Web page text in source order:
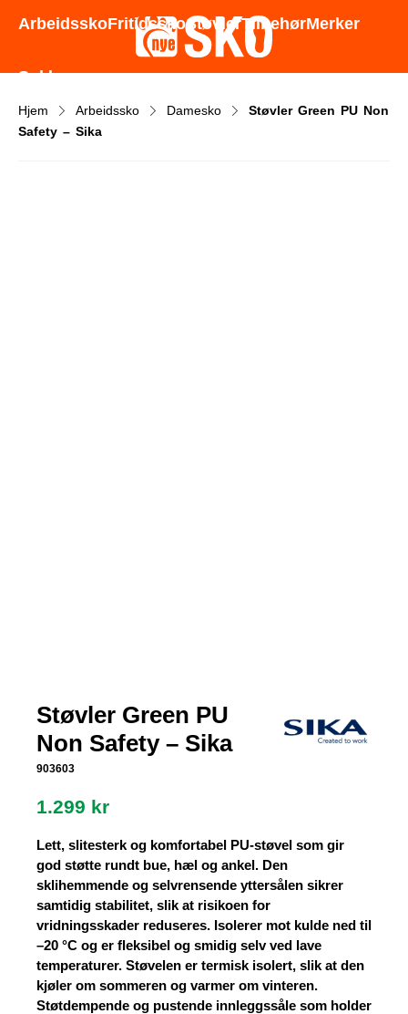
Godt utvalg - Gode priser - Rask levering
ArbeidsskoFritidsskoStøvlerTilbehørMerker
Sokker
Hjem Arbeidssko Damesko
Støvler Green PU Non
Safety – Sika
Støvler Green PU
Non Safety – Sika
903603
1.299 kr
Lett, slitesterk og komfortabel PU-støvel som gir
god støtte rundt bue, hæl og ankel. Den
sklihemmende og selvrensende yttersålen sikrer
samtidig stabilitet, slik at risikoen for
vridningsskader reduseres. Isolerer mot kulde ned til
–20 °C og er fleksibel og smidig selv ved lave
temperaturer. Støvelen er termisk isolert, slik at den
kjøler om sommeren og varmer om vinteren.
Støtdempende og pustende innleggssåle som holder